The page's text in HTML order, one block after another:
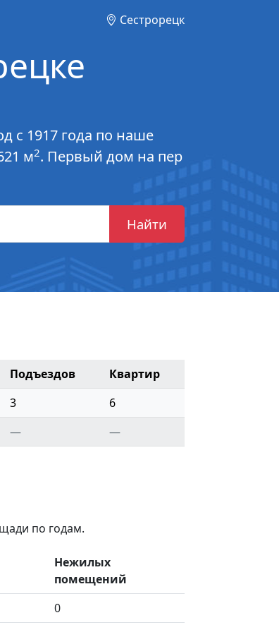
Сестрорецк
с 1917 года по наше
м2. Первый дом на пер
Найти
Подъездов
Квартир
3
6
— —
по годам.
Нежилых
помещений
0